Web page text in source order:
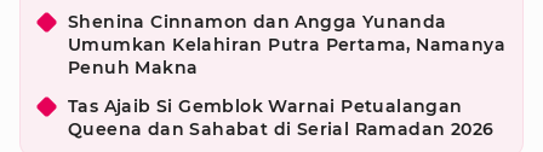
Shenina Cinnamon dan Angga Yunanda
Umumkan Kelahiran Putra Pertama, Namanya
Penuh Makna
Tas Ajaib Si Gemblok Warnai Petualangan
Queena dan Sahabat di Serial Ramadan 2026